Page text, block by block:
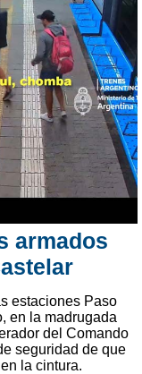
armados
estaciones Paso
en la madrugada
del Comando
seguridad de que
la cintura.